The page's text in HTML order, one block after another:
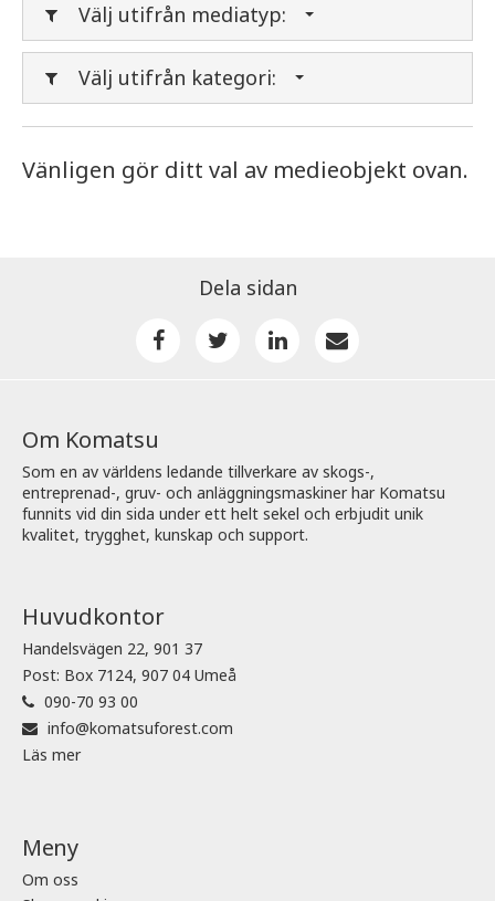
Välj utifrån mediatyp:
Välj utifrån kategori:
Vänligen gör ditt val av medieobjekt ovan.
Dela sidan
Om Komatsu
Som en av världens ledande tillverkare av skogs-,
entreprenad-, gruv- och anläggningsmaskiner har Komatsu
funnits vid din sida under ett helt sekel och erbjudit unik
kvalitet, trygghet, kunskap och support.
Huvudkontor
Handelsvägen 22, 901 37
Post: Box 7124, 907 04 Umeå
090-70 93 00
info@komatsuforest.com
Läs mer
Meny
Om oss